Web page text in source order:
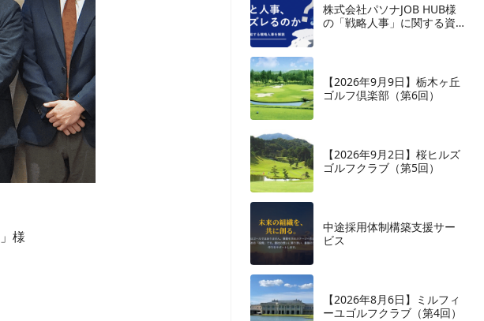
」様
株式会社パソナJOB HUB様
の「戦略人事」に関する資
【2026年9月9日】栃木ヶ丘
ゴルフ倶楽部（第6回）
【2026年9月2日】桜ヒルズ
ゴルフクラブ（第5回）
中途採用体制構築支援サー
ビス
【2026年8月6日】ミルフィ
ーユゴルフクラブ（第4回）